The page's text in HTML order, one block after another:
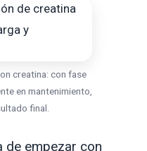
creatina: con fase
en mantenimiento,
final.
de empezar con